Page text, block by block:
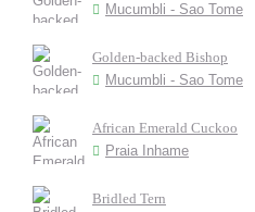
Mucumbli - Sao Tome
Golden-backed Bishop
Mucumbli - Sao Tome
African Emerald Cuckoo
Praia Inhame
Bridled Tern